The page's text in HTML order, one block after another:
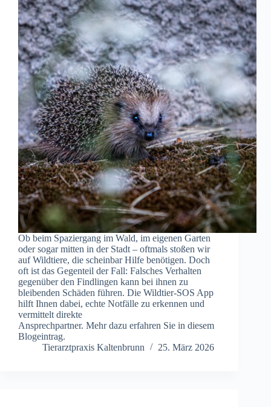
Ob beim Spaziergang im Wald, im eigenen Garten
oder sogar mitten in der Stadt – oftmals stoßen wir
auf Wildtiere, die scheinbar Hilfe benötigen. Doch
oft ist das Gegenteil der Fall: Falsches Verhalten
gegenüber den Findlingen kann bei ihnen zu
bleibenden Schäden führen. Die Wildtier-SOS App
hilft Ihnen dabei, echte Notfälle zu erkennen und
vermittelt direkte
Ansprechpartner. Mehr dazu erfahren Sie in diesem
Blogeintrag.
Tierarztpraxis Kaltenbrunn
25. März 2026